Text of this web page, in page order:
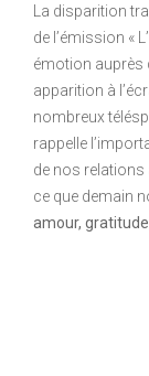
La disparition
de l’émission «
émotion auprès
apparition à
nombreux
rappelle
de nos
ce que demain
amour,